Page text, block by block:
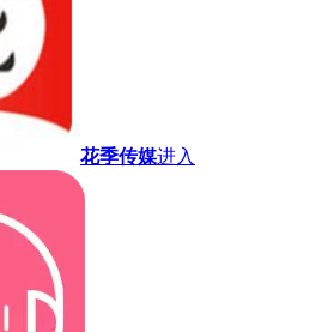
花季传媒进入